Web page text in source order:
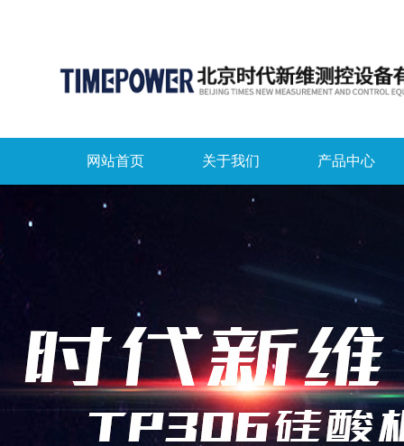
网站首页 关于我们 产品中心